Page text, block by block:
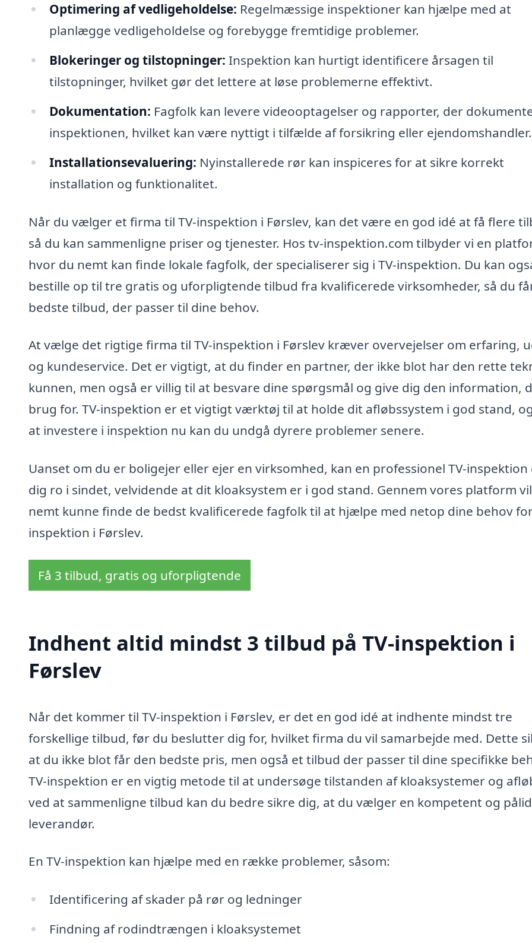
Optimering af vedligeholdelse: Regelmæssige inspektioner kan hjælpe med at
planlægge vedligeholdelse og forebygge fremtidige problemer.
Blokeringer og tilstopninger: Inspektion kan hurtigt identificere årsagen til
tilstopninger, hvilket gør det lettere at løse problemerne effektivt.
Dokumentation: Fagfolk kan levere videooptagelser og rapporter, der
inspektionen, hvilket kan være nyttigt i tilfælde af forsikring eller ejendomshandler.
Installationsevaluering: Nyinstallerede rør kan inspiceres for at sikre korrekt
installation og funktionalitet.
Når du vælger et firma til TV-inspektion i Førslev, kan det være en god idé at få flere
så du kan sammenligne priser og tjenester. Hos tv-inspektion.com tilbyder vi en
hvor du nemt kan finde lokale fagfolk, der specialiserer sig i TV-inspektion. Du kan
bestille op til tre gratis og uforpligtende tilbud fra kvalificerede virksomheder, så du
bedste tilbud, der passer til dine behov.
At vælge det rigtige firma til TV-inspektion i Førslev kræver overvejelser om erfaring,
og kundeservice. Det er vigtigt, at du finder en partner, der ikke blot har den rette
kunnen, men også er villig til at besvare dine spørgsmål og give dig den information,
brug for. TV-inspektion er et vigtigt værktøj til at holde dit afløbssystem i god stand,
at investere i inspektion nu kan du undgå dyrere problemer senere.
Uanset om du er boligejer eller ejer en virksomhed, kan en professionel TV-inspektion
dig ro i sindet, velvidende at dit kloaksystem er i god stand. Gennem vores platform
nemt kunne finde de bedst kvalificerede fagfolk til at hjælpe med netop dine behov
inspektion i Førslev.
Få 3 tilbud, gratis og uforpligtende
Indhent altid mindst 3 tilbud på TV-inspektion i
Førslev
Når det kommer til TV-inspektion i Førslev, er det en god idé at indhente mindst tre
forskellige tilbud, før du beslutter dig for, hvilket firma du vil samarbejde med. Dette
at du ikke blot får den bedste pris, men også et tilbud der passer til dine specifikke
TV-inspektion er en vigtig metode til at undersøge tilstanden af kloaksystemer og
ved at sammenligne tilbud kan du bedre sikre dig, at du vælger en kompetent og
leverandør.
En TV-inspektion kan hjælpe med en række problemer, såsom:
Identificering af skader på rør og ledninger
Findning af rodindtrængen i kloaksystemet